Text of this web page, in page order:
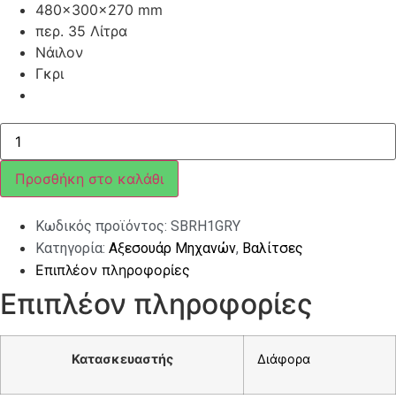
480x300x270 mm
περ. 35 Λίτρα
Νάιλον
Γκρι
ΤΣΑΝΤΑ/
ΒΑΛΙΤΣΑ
CLASSIC
GREY
ποσότητα
Προσθήκη στο καλάθι
Κωδικός προϊόντος: SBRH1GRY
Κατηγορία: Αξεσουάρ Μηχανών, Βαλίτσες
Επιπλέον πληροφορίες
Επιπλέον πληροφορίες
Κατασκευαστής Διάφορα